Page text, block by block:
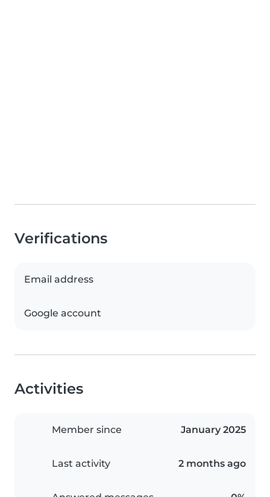
Verifications
Email address
Google account
Activities
Member since January 2025
Last activity 2 months ago